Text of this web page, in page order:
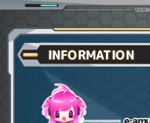
INFORMATION